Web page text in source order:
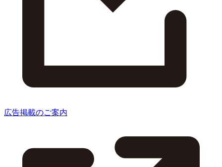
広告掲載のご案内